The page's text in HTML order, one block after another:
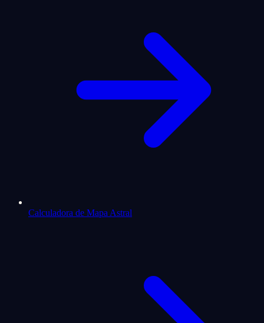
Calculadora de Mapa Astral